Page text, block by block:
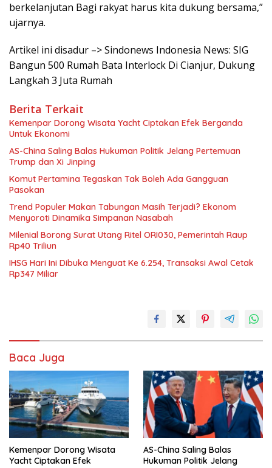
berkelanjutan Bagi rakyat harus kita dukung bersama,”
ujarnya.
Artikel ini disadur –> Sindonews Indonesia News: SIG
Bangun 500 Rumah Bata Interlock Di Cianjur, Dukung
Langkah 3 Juta Rumah
Berita Terkait
Kemenpar Dorong Wisata Yacht Ciptakan Efek Berganda
Untuk Ekonomi
AS-China Saling Balas Hukuman Politik Jelang Pertemuan
Trump dan Xi Jinping
Komut Pertamina Tegaskan Tak Boleh Ada Gangguan
Pasokan
Trend Populer Makan Tabungan Masih Terjadi? Ekonom
Menyoroti Dinamika Simpanan Nasabah
Milenial Borong Surat Utang Ritel ORI030, Pemerintah Raup
Rp40 Triliun
IHSG Hari Ini Dibuka Menguat Ke 6.254, Transaksi Awal Cetak
Rp347 Miliar
Baca Juga
Kemenpar Dorong Wisata
Yacht Ciptakan Efek
AS-China Saling Balas
Hukuman Politik Jelang